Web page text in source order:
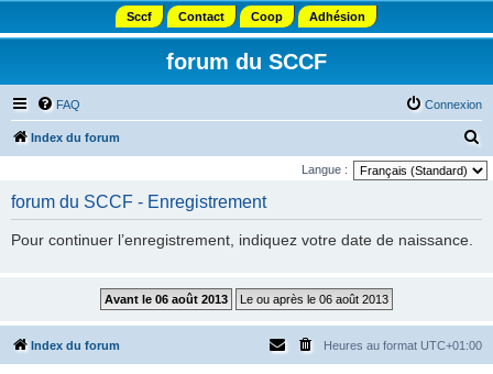
Sccf Contact Coop Adhésion
forum du SCCF
FAQ Connexion
Index du forum
e
e
Langue :
forum du SCCF - Enregistrement
Pour continuer l’enregistrement, indiquez votre date de naissance.
Index du forum Heures au format UTC+01:00